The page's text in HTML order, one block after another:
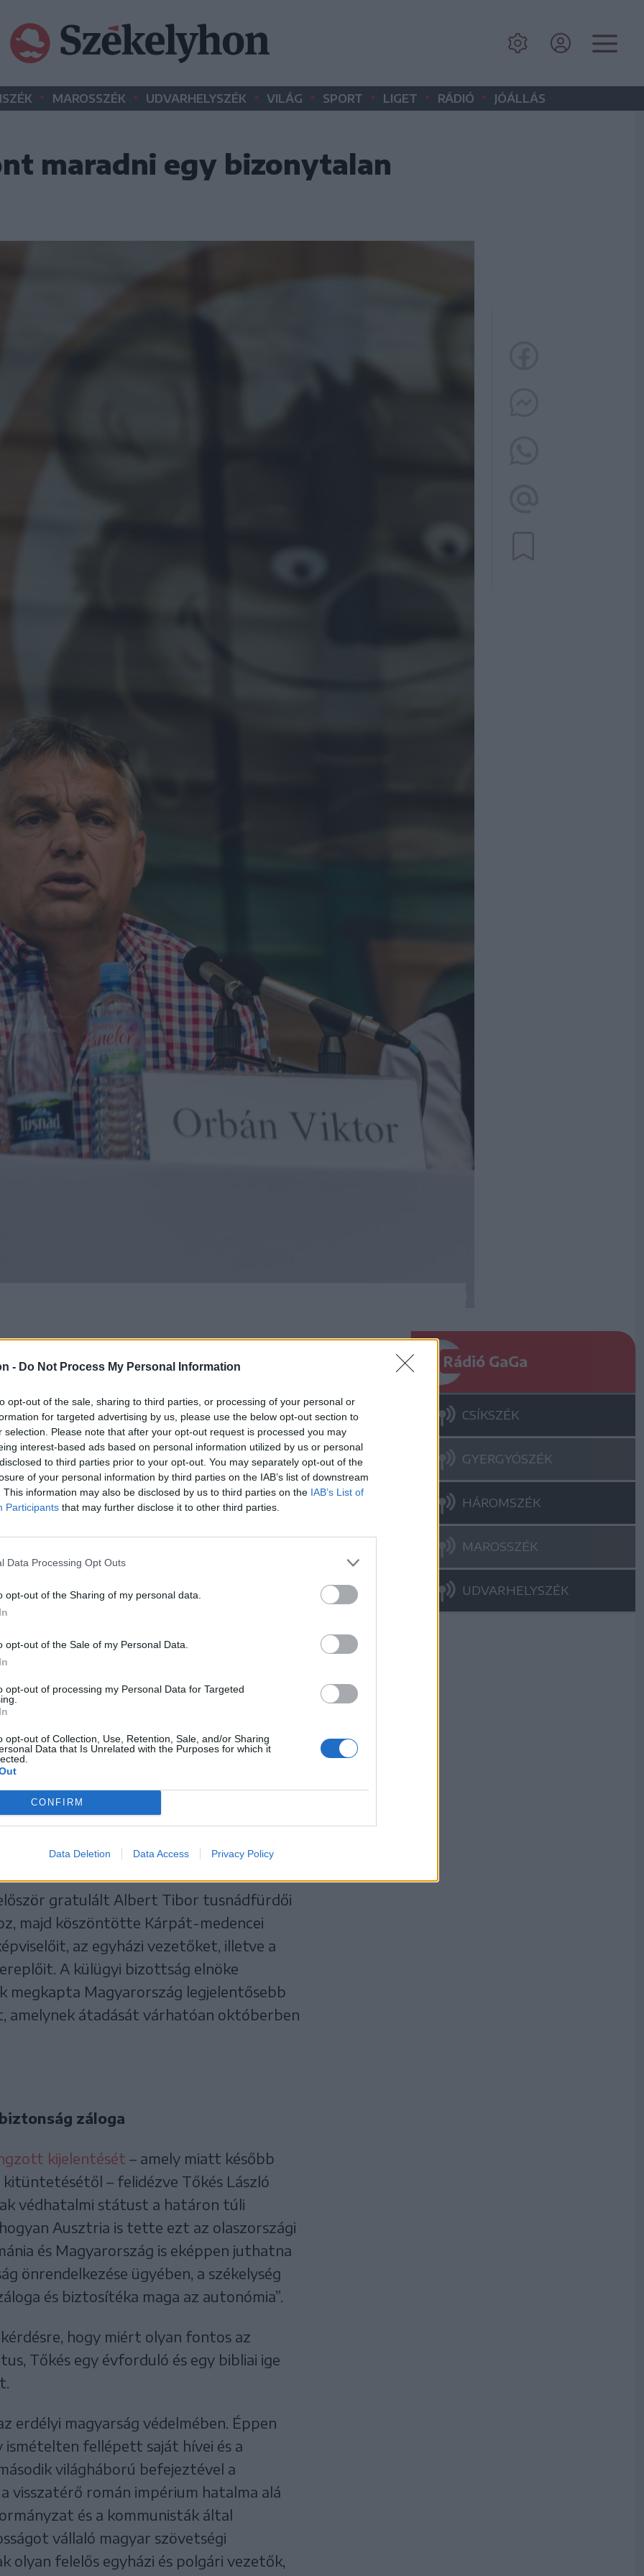
- Do Not Process My Personal Information
opt-out of the sale, sharing to third parties, or processing of your personal or
for targeted advertising by us, please use the below opt-out section to
selection. Please note that after your opt-out request is processed you may
interest-based ads based on personal information utilized by us or personal
to third parties prior to your opt-out. You may separately opt-out of the
of your personal information by third parties on the IAB’s list of downstream
This information may also be disclosed by us to third parties on the IAB’s List of
Participants that may further disclose it to other third parties.
Data Processing Opt Outs
opt-out of the Sharing of my personal data.
opt-out of the Sale of my Personal Data.
opt-out of processing my Personal Data for Targeted
opt-out of Collection, Use, Retention, Sale, and/or Sharing
Data that Is Unrelated with the Purposes for which it
CONFIRM
Data Deletion Data Access Privacy Policy
• MAROSSZÉK • UDVARHELYSZÉK • VILÁG • SPORT • LIGET • RÁDIÓ • JÓÁLLÁS
maradni egy bizonytalan
szereplővé minősült, és már
külső határait, közösségét –
felszólalásában Orbán
A 27. Bálványosi Nyári
szombati nagyszínpadi előadásán
európai parlamenti képviselő
a védhatalmi státus fontosságát
találatokban elöl legyen a Székelyhon!
„évi előadásán” a szokásos módon
moderátori szerepben jelenlévő Németh
Bizottsága elnöke beszélt a
gratulált Albert Tibor tusnádfürdői
majd köszöntötte Kárpát-medencei
az egyházi vezetőket, illetve a
A külügyi bizottság elnöke
megkapta Magyarország legjelentősebb
amelynek átadását várhatóan októberben
záloga
kijelentését – amely miatt később
– felidézve Tőkés László
védhatalmi státust a határon túli
Ausztria is tette ezt az olaszországi
és Magyarország is eképpen juthatna
önrendelkezése ügyében, a székelység
és biztosítéka maga az autonómia”.
hogy miért olyan fontos az
Tőkés egy évforduló és egy bibliai ige
erdélyi magyarság védelmében. Éppen
ismételten fellépett saját hívei és a
világháború befejeztével a
visszatérő román impérium hatalma alá
és a kommunisták által
vállaló magyar szövetségi
olyan felelős egyházi és polgári vezetők,
Rádió GaGa
CSÍKSZÉK
GYERGYÓSZÉK
HÁROMSZÉK
MAROSSZÉK
UDVARHELYSZÉK